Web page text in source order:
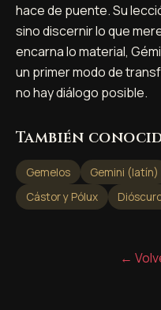
hace de puente. Su
sino discernir lo que
encarna lo material,
un primer modo de
no hay diálogo posible.
También
Gemelos Gemini (latín)
Cástor y Pólux
←